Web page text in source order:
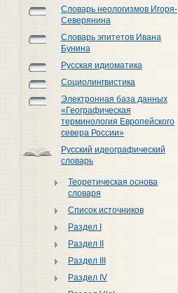
Словарь неологизмов Игоря-
Северянина
Словарь эпитетов Ивана
Бунина
Русская идиоматика
Социолингвистика
Электронная база данных
«Географическая
терминология Европейского
севера России»
Русский идеографический
словарь
Теоретическая основа
словаря
Список источников
Раздел I
Раздел II
Раздел III
Раздел IV